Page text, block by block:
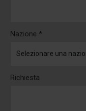
Nazione *
Richiesta